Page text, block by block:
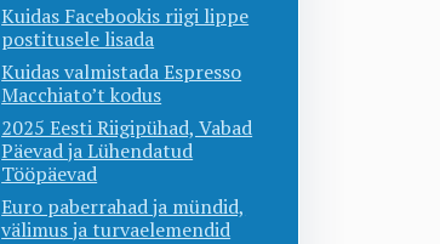
Kuidas Facebookis riigi lippe
postitusele lisada
Kuidas valmistada Espresso
Macchiato’t kodus
2025 Eesti Riigipühad, Vabad
Päevad ja Lühendatud
Tööpäevad
Euro paberrahad ja mündid,
välimus ja turvaelemendid